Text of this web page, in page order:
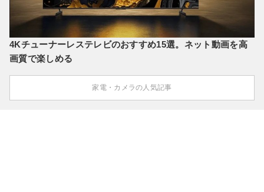
4Kチューナーレステレビのおすすめ15選。ネット動画を高
画質で楽しめる
家電・カメラの人気記事